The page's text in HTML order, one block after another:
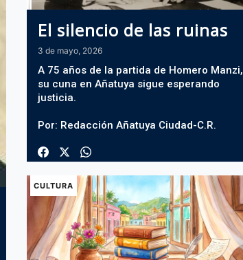
El silencio de las ruinas
3 de mayo, 2026
A 75 años de la partida de Homero Manzi,
su cuna en Añatuya sigue esperando
justicia.
Por: Redacción Añatuya Ciudad-C.R.
CULTURA